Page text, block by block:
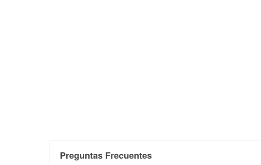
Preguntas Frecuentes